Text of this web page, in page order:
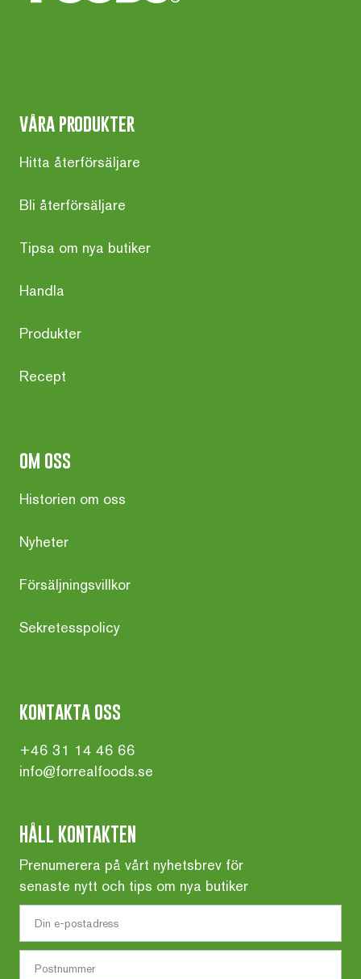
våra produkter
Hitta återförsäljare
Bli återförsäljare
Tipsa om nya butiker
Handla
Produkter
Recept
om oss
Historien om oss
Nyheter
Försäljningsvillkor
Sekretesspolicy
kontakta oss
+46 31 14 46 66
info@forrealfoods.se
HÅLL KONTAKTEN
Prenumerera på vårt nyhetsbrev för
senaste nytt och tips om nya butiker